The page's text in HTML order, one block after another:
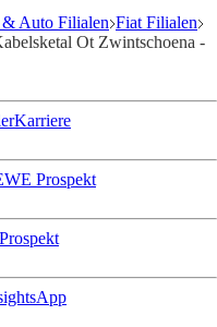
& Auto Filialen Fiat Filialen
Ot Zwintschoena -
Karriere
Prospekt
App